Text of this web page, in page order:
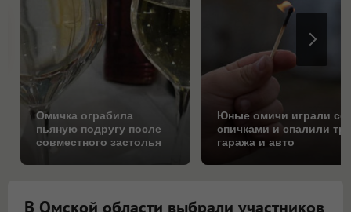
Омичка ограбила
пьяную подругу после
совместного застолья
Юные омичи играли со
спичками и спалили
гаража и авто
В Омской области выбрали участников